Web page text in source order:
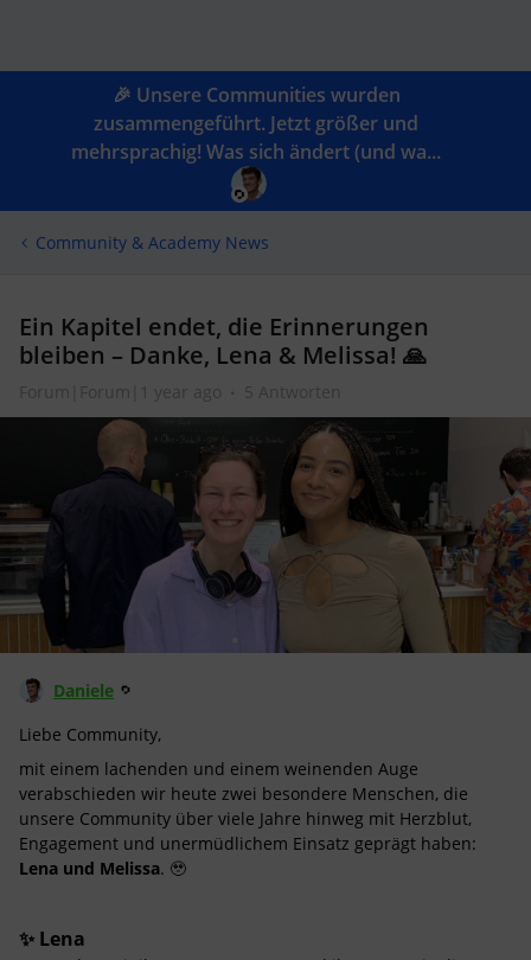
🎉 Unsere Communities wurden
zusammengeführt. Jetzt größer und
mehrsprachig! Was sich ändert (und wa...
Community & Academy News
Ein Kapitel endet, die Erinnerungen
bleiben – Danke, Lena & Melissa! 🙏
Forum|Forum|1 year ago 5 Antworten
Daniele
Liebe Community,
mit einem lachenden und einem weinenden Auge
verabschieden wir heute zwei besondere Menschen, die
unsere Community über viele Jahre hinweg mit Herzblut,
Engagement und unermüdlichem Einsatz geprägt haben:
Lena und Melissa. 🥹
✨ Lena